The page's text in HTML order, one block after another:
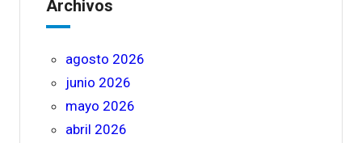
Archivos
agosto 2026
junio 2026
mayo 2026
abril 2026